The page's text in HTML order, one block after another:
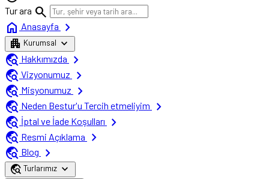
Tur ara search
home Anasayfa chevron_right
apartment Kurumsal expand_more
travel_explore Hakkımızda
chevron_right
travel_explore Vizyonumuz
chevron_right
travel_explore Misyonumuz
chevron_right
travel_explore Neden Bestur'u Tercih etmeliyim
chevron_right
travel_explore İptal ve İade Koşulları
chevron_right
travel_explore Resmi Açıklama
chevron_right
travel_explore Blog chevron_right
travel_explore Turlarımız expand_more